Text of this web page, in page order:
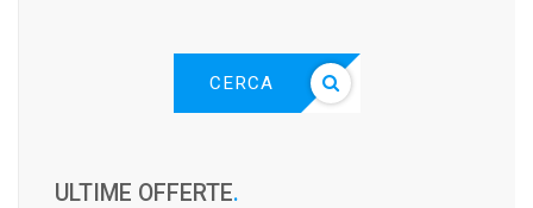
CERCA
ULTIME OFFERTE.